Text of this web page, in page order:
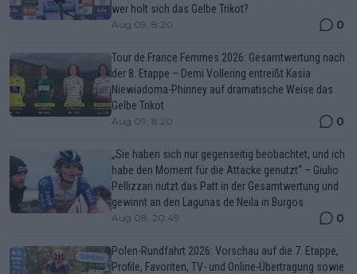
wer holt sich das Gelbe Trikot?
Aug 09, 8:20 0
Tour de France Femmes 2026: Gesamtwertung nach
der 8. Etappe – Demi Vollering entreißt Kasia
Niewiadoma-Phinney auf dramatische Weise das
Gelbe Trikot
Aug 09, 8:20 0
„Sie haben sich nur gegenseitig beobachtet, und ich
habe den Moment für die Attacke genutzt“ – Giulio
Pellizzari nutzt das Patt in der Gesamtwertung und
gewinnt an den Lagunas de Neila in Burgos
Aug 08, 20:49 0
Polen-Rundfahrt 2026: Vorschau auf die 7. Etappe,
Profile, Favoriten, TV- und Online-Übertragung sowie